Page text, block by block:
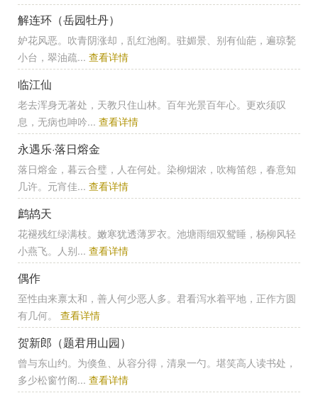
解连环（岳园牡丹）
妒花风恶。吹青阴涨却，乱红池阁。驻媚景、别有仙葩，遍琼甃
小台，翠油疏... 查看详情
临江仙
老去浑身无著处，天教只住山林。百年光景百年心。更欢须叹
息，无病也呻吟... 查看详情
永遇乐·落日熔金
落日熔金，暮云合璧，人在何处。染柳烟浓，吹梅笛怨，春意知
几许。元宵佳... 查看详情
鹧鸪天
花褪残红绿满枝。嫩寒犹透薄罗衣。池塘雨细双鸳睡，杨柳风轻
小燕飞。人别... 查看详情
偶作
至性由来禀太和，善人何少恶人多。君看泻水着平地，正作方圆
有几何。 查看详情
贺新郎（题君用山园）
曾与东山约。为倏鱼、从容分得，清泉一勺。堪笑高人读书处，
多少松窗竹阁... 查看详情